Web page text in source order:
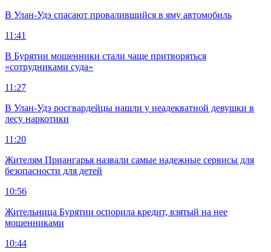
В Улан-Удэ спасают провалившийся в яму автомобиль
11:41
В Бурятии мошенники стали чаще притворяться
«сотрудниками суда»
11:27
В Улан-Удэ росгвардейцы нашли у неадекватной девушки в
лесу наркотики
11:20
Жителям Приангарья назвали самые надежные сервисы для
безопасности для детей
10:56
Жительница Бурятии оспорила кредит, взятый на нее
мошенниками
10:44